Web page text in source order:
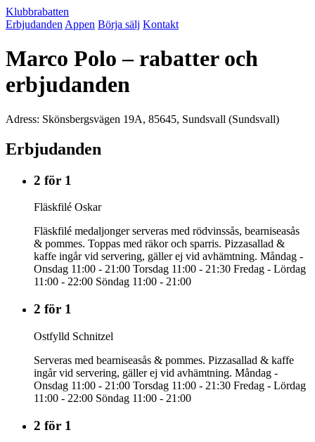
Klubbrabatten
Erbjudanden Appen Börja sälj Kontakt
Marco Polo – rabatter och
erbjudanden
Adress: Skönsbergsvägen 19A, 85645, Sundsvall (Sundsvall)
Erbjudanden
2 för 1
Fläskfilé Oskar
Fläskfilé medaljonger serveras med rödvinssås, bearniseasås
& pommes. Toppas med räkor och sparris. Pizzasallad &
kaffe ingår vid servering, gäller ej vid avhämtning. Måndag -
Onsdag 11:00 - 21:00 Torsdag 11:00 - 21:30 Fredag - Lördag
11:00 - 22:00 Söndag 11:00 - 21:00
2 för 1
Ostfylld Schnitzel
Serveras med bearniseasås & pommes. Pizzasallad & kaffe
ingår vid servering, gäller ej vid avhämtning. Måndag -
Onsdag 11:00 - 21:00 Torsdag 11:00 - 21:30 Fredag - Lördag
11:00 - 22:00 Söndag 11:00 - 21:00
2 för 1